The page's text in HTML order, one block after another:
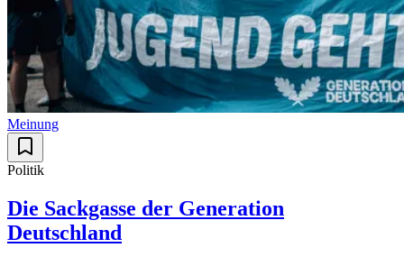
Meinung
Politik
Die Sackgasse der Generation
Deutschland